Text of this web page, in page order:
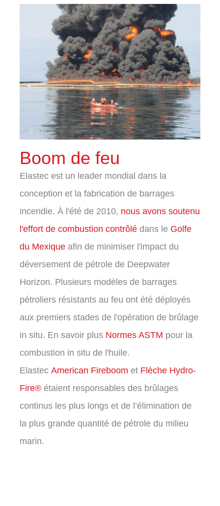
Boom de feu
Elastec est un leader mondial dans la
conception et la fabrication de barrages
incendie. À l'été de 2010, nous avons soutenu
l'effort de combustion contrôlé dans le Golfe
du Mexique afin de minimiser l'impact du
déversement de pétrole de Deepwater
Horizon. Plusieurs modèles de barrages
pétroliers résistants au feu ont été déployés
aux premiers stades de l'opération de brûlage
in situ. En savoir plus Normes ASTM pour la
combustion in situ de l'huile.
Elastec American Fireboom et Flèche Hydro-
Fire® étaient responsables des brûlages
continus les plus longs et de l’élimination de
la plus grande quantité de pétrole du milieu
marin.